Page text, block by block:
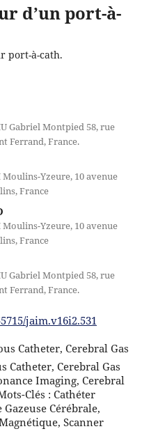
d’un port-à-
port-à-cath.
Gabriel Montpied 58, rue
Ferrand, France.
Yzeure, 10 avenue
France
Yzeure, 10 avenue
France
Gabriel Montpied 58, rue
Ferrand, France.
jaim.v16i2.531
Catheter, Cerebral Gas
Catheter, Cerebral Gas
Imaging, Cerebral
Clés : Cathéter
Cérébrale,
Scanner